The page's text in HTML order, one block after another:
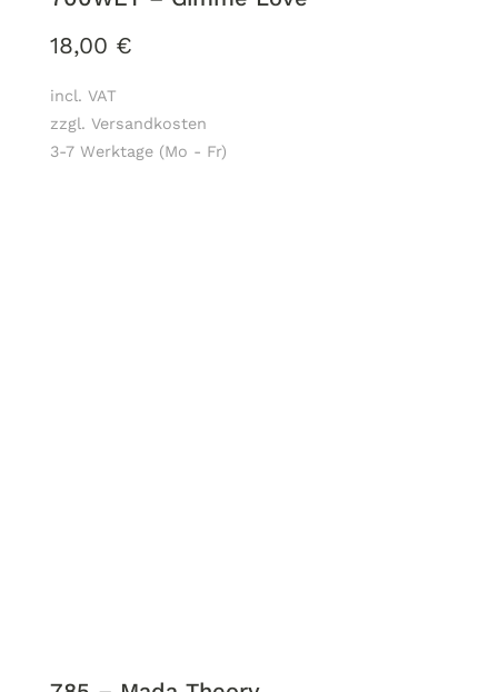
18,00 €
incl. VAT
zzgl. Versandkosten
3-7 Werktage (Mo - Fr)